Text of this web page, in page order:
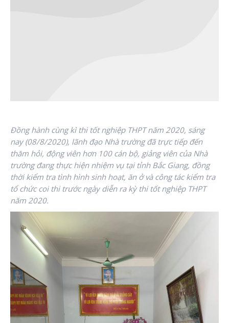
Đồng hành cùng kì thi tốt nghiệp THPT năm 2020, sáng
nay (08/8/2020), lãnh đạo Nhà trường đã trực tiếp đến
thăm hỏi, động viên hơn 100 cán bộ, giảng viên của Nhà
trường đang thực hiện nhiệm vụ tại tỉnh Bắc Giang, đồng
thời kiểm tra tình hình sinh hoạt, ăn ở và công táckiểm tra
tổ chức coi thi trước ngày diễn ra kỳ thi tốt nghiệp THPT
năm 2020.